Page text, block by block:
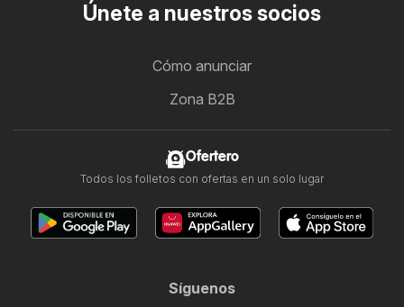
Únete a nuestros socios
Cómo anunciar
Zona B2B
Ofertero
Todos los folletos con ofertas en un solo lugar
Síguenos